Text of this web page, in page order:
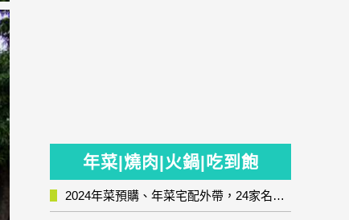
年菜|燒肉|火鍋|吃到飽
2024年菜預購、年菜宅配外帶，24家名店年菜推薦整理，圍爐輕鬆上菜團圓趣